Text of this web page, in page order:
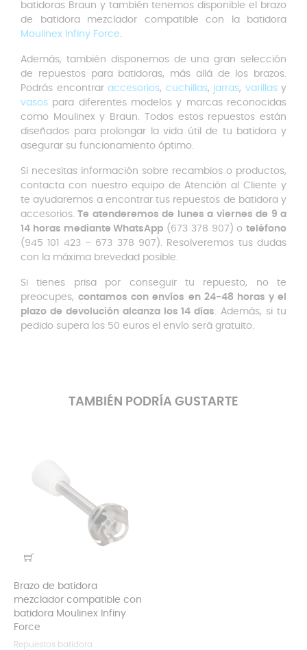
batidoras Braun y también tenemos disponible el brazo
de batidora mezclador compatible con la batidora
Moulinex Infiny Force.
Además, también disponemos de una gran selección
de repuestos para batidoras, más allá de los brazos.
Podrás encontrar accesorios, cuchillas, jarras, varillasy
vasos para diferentes modelos y marcas reconocidas
como Moulinex y Braun. Todos estos repuestos están
diseñados para prolongar la vida útil de tu batidora y
asegurar su funcionamiento óptimo.
Si necesitas información sobre recambios o productos,
contacta con nuestro equipo de Atención al Cliente y
te ayudaremos a encontrar tus repuestos de batidora y
accesorios. Te atenderemos de lunes a viernes de 9 a
14 horas mediante WhatsApp (673 378 907) o teléfono
(945 101 423 – 673 378 907). Resolveremos tus dudas
con la máxima brevedad posible.
Si tienes prisa por conseguir tu repuesto, no te
preocupes,contamos con envíos en 24-48 horas y el
plazo de devolución alcanza los 14 días. Además, si tu
pedido supera los 50 euros el envío será gratuito.
TAMBIÉN PODRÍA GUSTARTE
Brazo de batidora
mezclador compatible con
batidora Moulinex Infiny
Force
Repuestos batidora